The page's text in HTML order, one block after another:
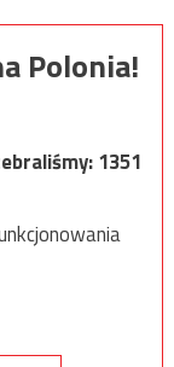
Polonia!
1351